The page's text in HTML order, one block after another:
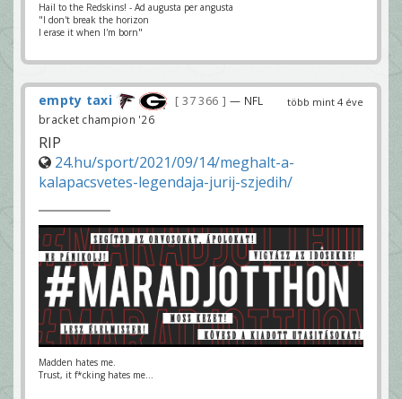
Hail to the Redskins! - Ad augusta per angusta
"I don't break the horizon
I erase it when I'm born"
több mint 4 éve
empty taxi 37 366
— NFL
bracket champion '26
RIP
24.hu/sport/2021/09/14/meghalt-a-
kalapacsvetes-legendaja-jurij-szjedih/
Madden hates me.
Trust, it f*cking hates me...